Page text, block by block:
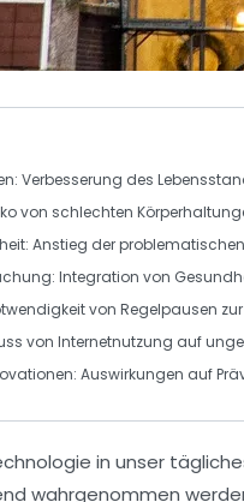
: Verbesserung des
von schlechten
: Anstieg der
: Integration von
von Regelpausen
von Internetnutzung auf
: Auswirkungen auf
in unser
wahrgenommen